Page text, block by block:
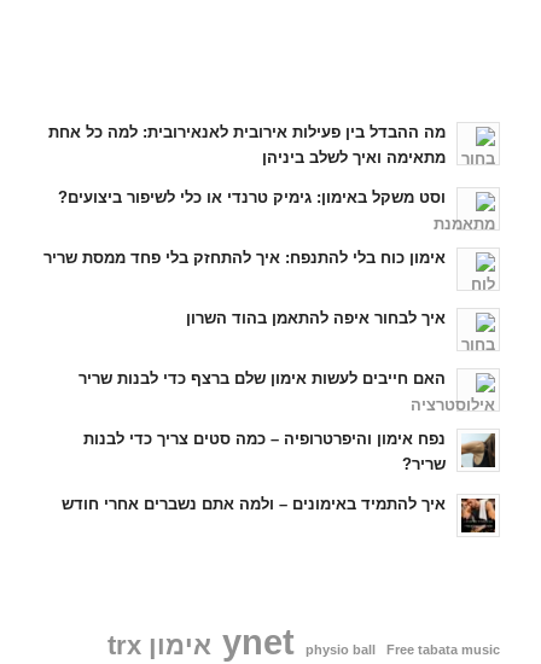
מה ההבדל בין פעילות אירובית לאנאירובית: למה כל אחת
מתאימה ואיך לשלב ביניהן
וסט משקל באימון: גימיק טרנדי או כלי לשיפור ביצועים?
אימון כוח בלי להתנפח: איך להתחזק בלי פחד ממסת שריר
איך לבחור איפה להתאמן בהוד השרון
האם חייבים לעשות אימון שלם ברצף כדי לבנות שריר
נפח אימון והיפרטרופיה – כמה סטים צריך כדי לבנות
שריר?
איך להתמיד באימונים – ולמה אתם נשברים אחרי חודש
Free tabata music
physio ball
ynet אימון trx